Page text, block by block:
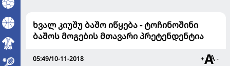
ხვალ კიუშუ ბაშო იწყება - ტოჩინოშინი
ბაშოს მოგების მთავარი პრეტენდენტია
05:49/10-11-2018 + -